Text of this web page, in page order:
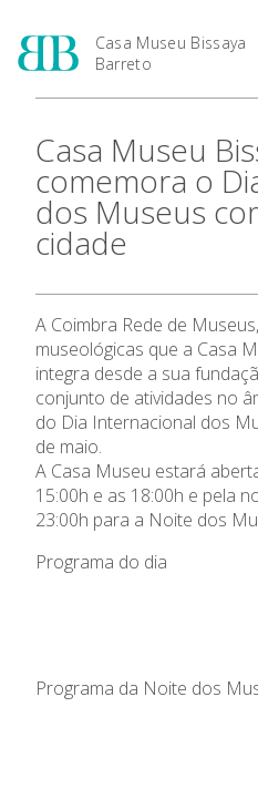
Casa Museu Bissaya
Barreto
Barreto
A Casa Museu
Centro de
Casa Museu
comemora o
dos Museus
cidade
A Coimbra Rede de
museológicas que a Casa
integra desde a sua
conjunto de atividades no
do Dia Internacional dos
de maio.
A Casa Museu estará
15:00h e as 18:00h e pela
23:00h para a Noite dos
Programa do dia
Programa da Noite dos